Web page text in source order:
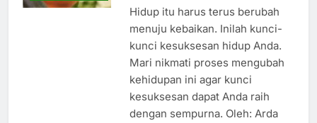
Hidup itu harus terus berubah
menuju kebaikan. Inilah kunci-
kunci kesuksesan hidup Anda.
Mari nikmati proses mengubah
kehidupan ini agar kunci
kesuksesan dapat Anda raih
dengan sempurna. Oleh: Arda